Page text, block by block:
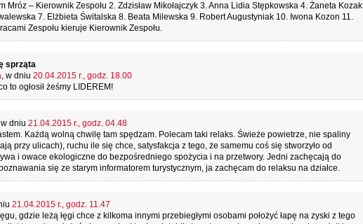
Mróz – Kierownik Zespołu 2. Zdzisław Mikołajczyk 3. Anna Lidia Stępkowska 4. Żaneta Kozak
7. Elżbieta Świtalska 8. Beata Milewska 9. Robert Augustyniak 10. Iwona Kozon 11.
Zespołu kieruje Kierownik Zespołu.
sprząta
, w dniu 20.04.2015 r., godz. 18.00
to ogłosił żeśmy LIDEREM!
dniu 21.04.2015 r., godz. 04.48
Każdą wolną chwilę tam spędzam. Polecam taki relaks. Świeże powietrze, nie spaliny
przy ulicach), ruchu ile się chce, satysfakcja z tego, że samemu coś się stworzyło od
i owace ekologiczne do bezpośredniego spożycia i na przetwory. Jedni zachęcają do
się ze starym informatorem turystycznym, ja zachęcam do relaksu na działce.
21.04.2015 r., godz. 11.47
gdzie leżą łęgi chce z kilkoma innymi przebiegłymi osobami położyć łapę na zyski z tego